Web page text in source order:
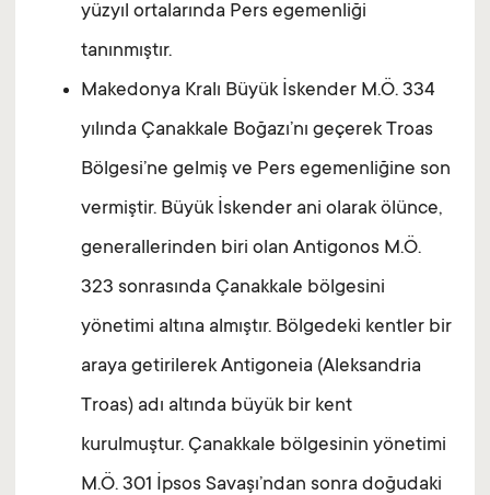
yüzyıl ortalarında Pers egemenliği
tanınmıştır.
Makedonya Kralı Büyük İskender M.Ö. 334
yılında Çanakkale Boğazı’nı geçerek Troas
Bölgesi’ne gelmiş ve Pers egemenliğine son
vermiştir. Büyük İskender ani olarak ölünce,
generallerinden biri olan Antigonos M.Ö.
323 sonrasında Çanakkale bölgesini
yönetimi altına almıştır. Bölgedeki kentler bir
araya getirilerek Antigoneia (Aleksandria
Troas) adı altında büyük bir kent
kurulmuştur. Çanakkale bölgesinin yönetimi
M.Ö. 301 İpsos Savaşı’ndan sonra doğudaki